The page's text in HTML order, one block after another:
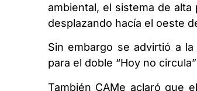
ambiental, el sistema de
desplazando hacía el oeste
Sin embargo se advirtió a
para el doble “Hoy no
También CAMe aclaró que